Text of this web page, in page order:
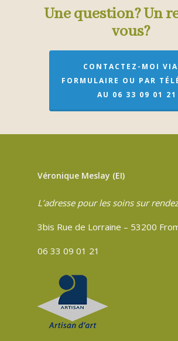
Une question? Un
vous?
CONTACTEZ-MOI VIA
FORMULAIRE OU PAR
AU 06 33 09 01 21
Véronique Meslay (EI)
L’adresse pour les soins sur
3bis Rue de Lorraine – 53200
06 33 09 01 21